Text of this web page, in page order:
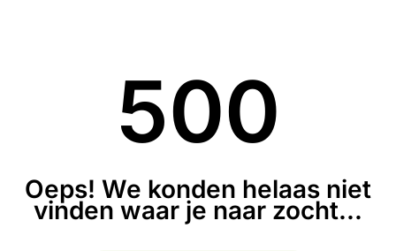
500
Oeps! We konden helaas niet
vinden waar je naar zocht...